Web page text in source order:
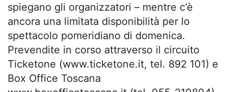
spiegano gli organizzatori – mentre c’è
ancora una limitata disponibilità per lo
spettacolo pomeridiano di domenica.
Prevendite in corso attraverso il circuito
Ticketone (www.ticketone.it, tel. 892 101) e
Box Office Toscana